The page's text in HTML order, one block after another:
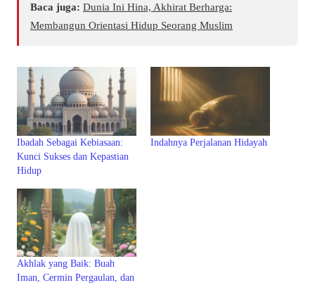
Baca juga: Dunia Ini Hina, Akhirat Berharga:
Membangun Orientasi Hidup Seorang Muslim
Ibadah Sebagai Kebiasaan:
Kunci Sukses dan Kepastian
Hidup
Indahnya Perjalanan Hidayah
Akhlak yang Baik: Buah
Iman, Cermin Pergaulan, dan